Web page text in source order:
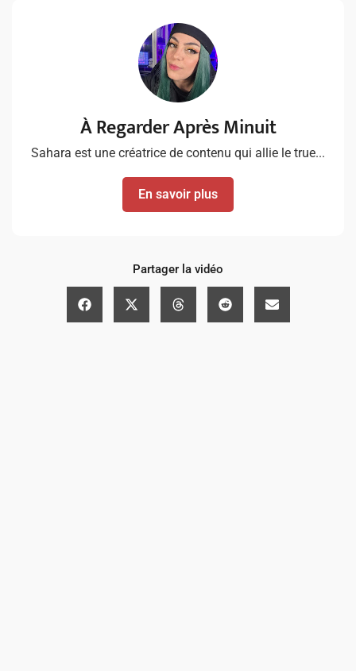
À Regarder Après Minuit
Sahara est une créatrice de contenu qui allie le true...
En savoir plus
Partager la vidéo